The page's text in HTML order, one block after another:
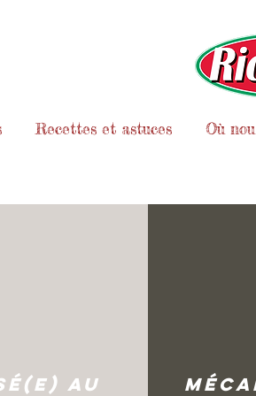
Recettes et astuces Où
au